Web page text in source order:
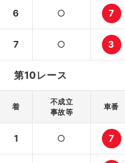
6 ○ 7
7 ○ 3
第10レース
着
不成立
事故等
車番
1 ○ 7